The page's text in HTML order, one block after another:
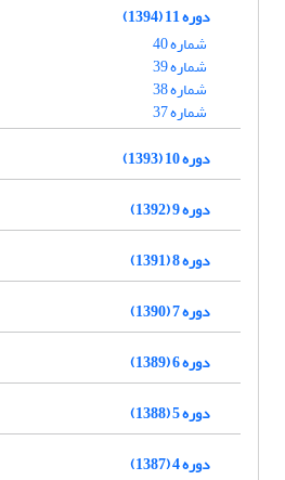
دوره 11 (1394)
شماره 40
شماره 39
شماره 38
شماره 37
دوره 10 (1393)
دوره 9 (1392)
دوره 8 (1391)
دوره 7 (1390)
دوره 6 (1389)
دوره 5 (1388)
دوره 4 (1387)